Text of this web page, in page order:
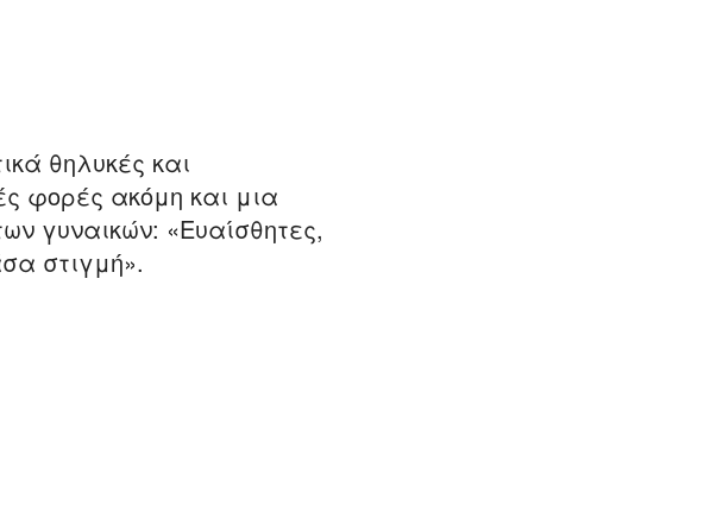
θηλυκές και
φορές ακόμη και μια
γυναικών: «Ευαίσθητες,
στιγμή».